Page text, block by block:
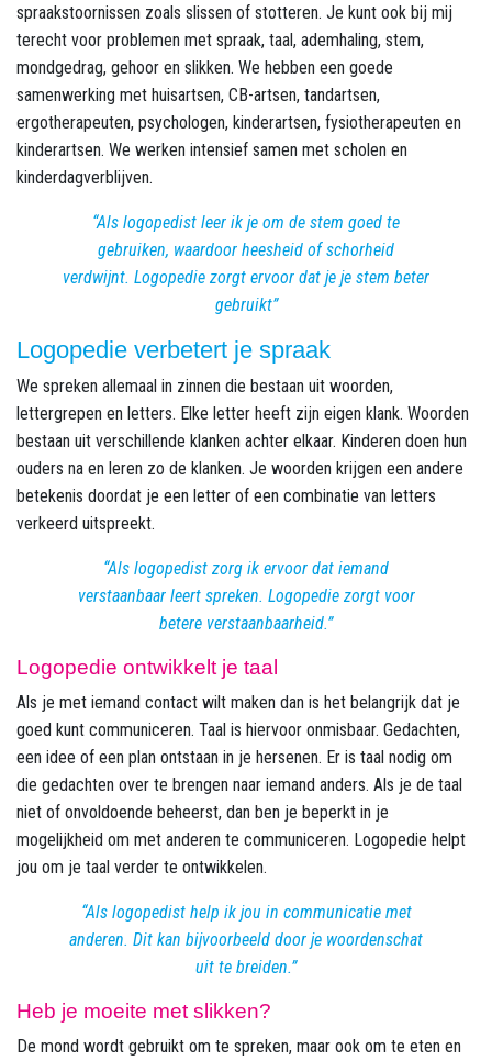
spraakstoornissen zoals slissen of stotteren. Je kunt ook bij mij
terecht voor problemen met spraak, taal, ademhaling, stem,
mondgedrag, gehoor en slikken. We hebben een goede
samenwerking met huisartsen, CB-artsen, tandartsen,
ergotherapeuten, psychologen, kinderartsen, fysiotherapeuten en
kinderartsen. We werken intensief samen met scholen en
kinderdagverblijven.
Als logopedist leer ik je om de stem goed te
gebruiken, waardoor heesheid of schorheid
verdwijnt. Logopedie zorgt ervoor dat je je stem beter
gebruikt
Logopedie verbetert je spraak
We spreken allemaal in zinnen die bestaan uit woorden,
lettergrepen en letters. Elke letter heeft zijn eigen klank. Woorden
bestaan uit verschillende klanken achter elkaar. Kinderen doen hun
ouders na en leren zo de klanken. Je woorden krijgen een andere
betekenis doordat je een letter of een combinatie van letters
verkeerd uitspreekt.
Als logopedist zorg ik ervoor dat iemand
verstaanbaar leert spreken. Logopedie zorgt voor
betere verstaanbaarheid.
Logopedie ontwikkelt je taal
Als je met iemand contact wilt maken dan is het belangrijk dat je
goed kunt communiceren. Taal is hiervoor onmisbaar. Gedachten,
een idee of een plan ontstaan in je hersenen. Er is taal nodig om
die gedachten over te brengen naar iemand anders. Als je de taal
niet of onvoldoende beheerst, dan ben je beperkt in je
mogelijkheid om met anderen te communiceren. Logopedie helpt
jou om je taal verder te ontwikkelen.
Als logopedist help ik jou in communicatie met
anderen. Dit kan bijvoorbeeld door je woordenschat
uit te breiden.
Heb je moeite met slikken?
De mond wordt gebruikt om te spreken, maar ook om te eten en